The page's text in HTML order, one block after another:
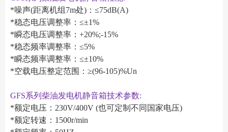
*噪声(距离机组7m处)：≤75dB(A)
*稳态电压调整率：≤±1%
*瞬态电压调整率：+20%;-15%
*稳态频率调整率：≤5%
*瞬态频率调整率：≤±10%
*空载电压整定范围：≥(96-105)%Un
GFS系列柴油发电机静音箱技术参数:
*额定电压：230V/400V (也可定制不同国家电压)
*额定转速：1500r/min